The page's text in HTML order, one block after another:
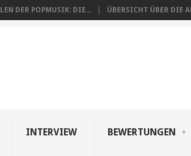
DER POPMUSIK: DIE... ÜBERSICHT ÜBER DIE
INTERVIEW BEWERTUNGEN